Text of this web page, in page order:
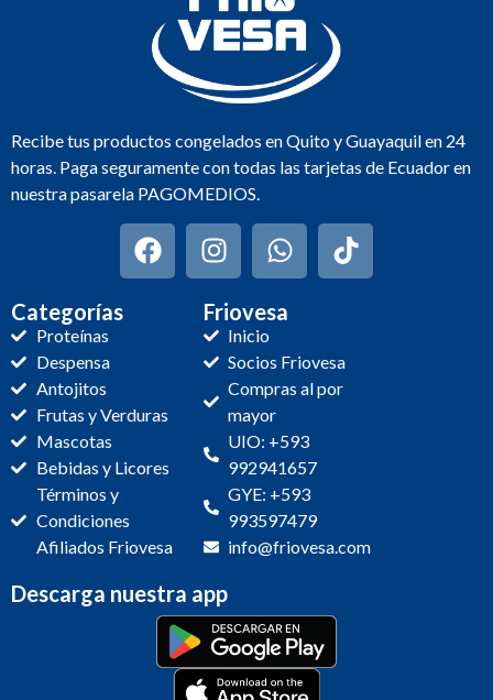
Recibe tus productos congelados en Quito y Guayaquil en 24
horas. Paga seguramente con todas las tarjetas de Ecuador en
nuestra pasarela PAGOMEDIOS.
Categorías
Proteínas
Despensa
Antojitos
Frutas y Verduras
Mascotas
Bebidas y Licores
Términos y
Condiciones
Afiliados Friovesa
Friovesa
Inicio
Socios Friovesa
Compras al por
mayor
UIO: +593
992941657
GYE: +593
993597479
info@friovesa.com
Descarga nuestra app